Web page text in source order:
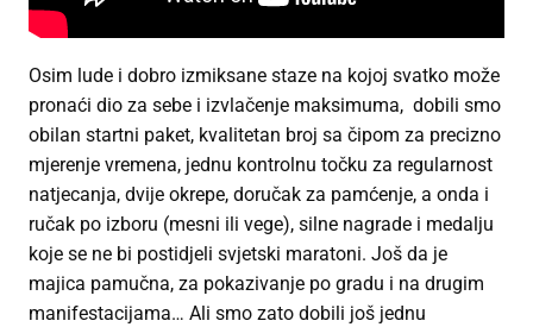
Osim lude i dobro izmiksane staze na kojoj svatko može
pronaći dio za sebe i izvlačenje maksimuma, dobili smo
obilan startni paket, kvalitetan broj sa čipom za precizno
mjerenje vremena, jednu kontrolnu točku za regularnost
natjecanja, dvije okrepe, doručak za pamćenje, a onda i
ručak po izboru (mesni ili vege), silne nagrade i medalju
koje se ne bi postidjeli svjetski maratoni. Još da je
majica pamučna, za pokazivanje po gradu i na drugim
manifestacijama… Ali smo zato dobili još jednu